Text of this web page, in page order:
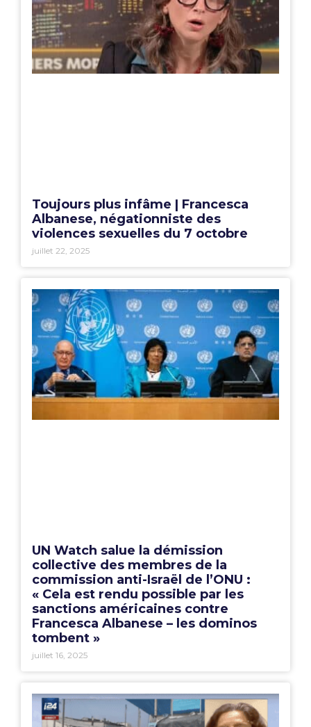
Toujours plus infâme | Francesca
Albanese, négationniste des
violences sexuelles du 7 octobre
juillet 22, 2025
UN Watch salue la démission
collective des membres de la
commission anti-Israël de l’ONU :
« Cela est rendu possible par les
sanctions américaines contre
Francesca Albanese – les dominos
tombent »
juillet 16, 2025